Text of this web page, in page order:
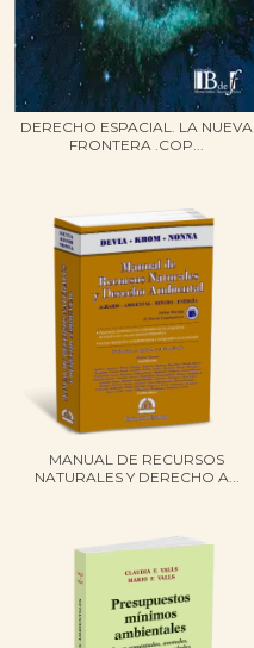
DERECHO ESPACIAL. LA NUEVA
FRONTERA .COP...
MANUAL DE RECURSOS
NATURALES Y DERECHO A...